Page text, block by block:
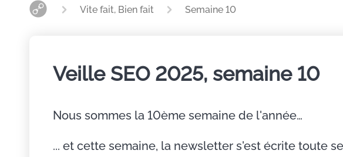
Vite fait, Bien fait Semaine 10
Veille SEO 2025, semaine 10
Nous sommes la 10ème semaine de l'année…
... et cette semaine, la newsletter s'est écrite toute